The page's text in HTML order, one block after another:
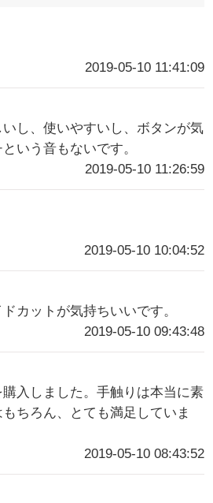
2019-05-10 11:41:09
し、使いやすいし、ボタンが気
いう音もないです。
2019-05-10 11:26:59
2019-05-10 10:04:52
カットが気持ちいいです。
2019-05-10 09:43:48
入しました。手触りは本当に素
ちろん、とても満足していま
2019-05-10 08:43:52